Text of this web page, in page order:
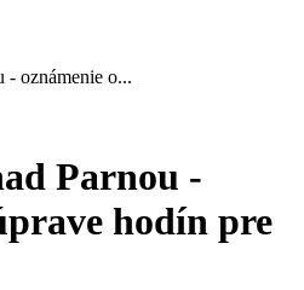
- oznámenie o...
Parnou -
hodín pre